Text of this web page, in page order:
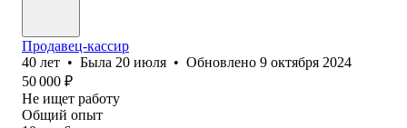
Продавец-кассир
40 лет • Была 20 июля • Обновлено 9 октября 2024
50 000 ₽
Не ищет работу
Общий опыт